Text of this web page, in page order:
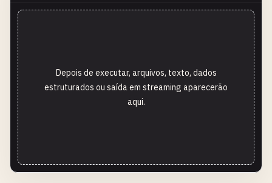
Depois de executar, arquivos, texto, dados
estruturados ou saída em streaming aparecerão
aqui.